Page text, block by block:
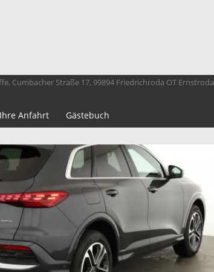
Cumbacher Straße 17, 99894 Friedrichroda OT Ernstroda
Ihre Anfahrt Gästebuch